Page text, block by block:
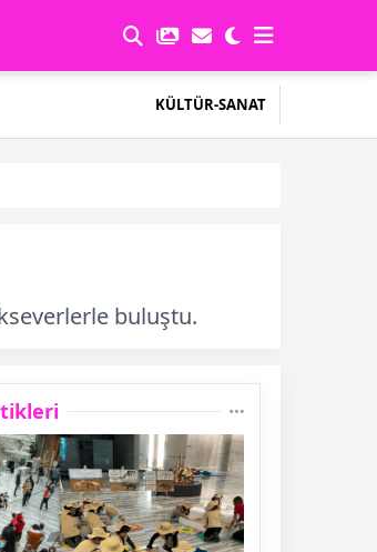
KÜLTÜR-SANAT
buluştu.